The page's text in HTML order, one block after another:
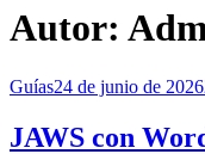
contenido
Autor:
GuíasPublicado
24 de junio de 2026
JAWS con